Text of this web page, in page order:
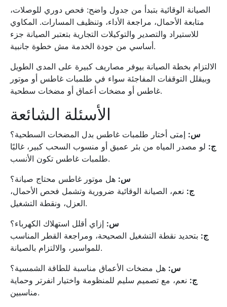
الصيانة الوقائية بتبدأ من جدول واضح: فحص دوري للوصلات،
متابعة الأحمال، مراجعة الأداء، وتنظيف المسارات. المكاوي
للاستيراد والتصدير والتوكيلات التجارية بتعتبر الصيانة جزء
أساسي من جودة الخدمة مش خطوة جانبية.
الالتزام بخطة الصيانة بيوفر مصاريف كبيرة على المدى الطويل
وبيقلل التوقفات المفاجئة سواء في طلمبات غاطس أو موتور
غاطس أو مضخات أعماق أو مضخات سطحية.
الأسئلة الشائعة
س: إمتى أختار طلمبات غاطس بدل المضخات السطحية؟
ج: لو مصدر المياه من بئر عميق أو منسوب السحب كبير، غالبًا
طلمبات غاطس تكون الأنسب.
س: هل موتور غاطس محتاج صيانة؟
ج: نعم، الصيانة الوقائية ضرورية وتشمل فحص الأحمال،
العزل، ونقطة التشغيل.
س: إزاي أقلل استهلاك الكهرباء؟
ج: بتحديد نقطة التشغيل الصحيحة، ومراجعة القطر المناسب
للمواسير، والالتزام بالصيانة.
س: هل مضخات الأعماق مناسبة للطاقة الشمسية؟
ج: نعم، مع تصميم سليم للمنظومة واختيار انفرتر وحماية
مناسبين.